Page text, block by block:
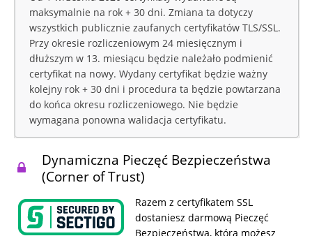
maksymalnie na rok + 30 dni. Zmiana ta dotyczy
wszystkich publicznie zaufanych certyfikatów TLS/SSL.
Przy okresie rozliczeniowym 24 miesięcznym i
dłuższym w 13. miesiącu będzie należało podmienić
certyfikat na nowy. Wydany certyfikat będzie ważny
kolejny rok + 30 dni i procedura ta będzie powtarzana
do końca okresu rozliczeniowego. Nie będzie
wymagana ponowna walidacja certyfikatu.
Dynamiczna Pieczęć Bezpieczeństwa
(Corner of Trust)
Razem z certyfikatem SSL
dostaniesz darmową Pieczęć
Bezpieczeństwa, którą możesz